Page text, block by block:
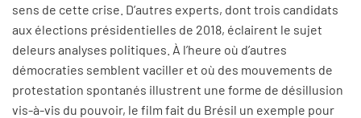
sens de cette crise. D’autres experts, dont trois candidats
aux élections présidentielles de 2018, éclairent le sujet
deleurs analyses politiques. À l’heure où d’autres
démocraties semblent vaciller et où des mouvements de
protestation spontanés illustrent une forme de désillusion
vis-à-vis du pouvoir, le film fait du Brésil un exemple pour